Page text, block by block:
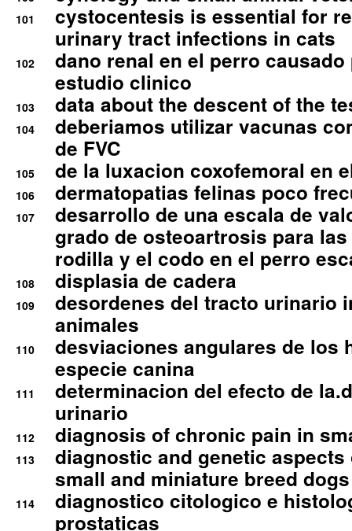
101
cystocentesis is essential for
urinary tract infections in cats
102
dano renal en el perro
estudio clinico
103 data about the descent of the
104
deberiamos utilizar vacunas
de FVC
105 de la luxacion coxofemoral en
106 dermatopatias felinas poco
107
desarrollo de una escala de
grado de osteoartrosis para
rodilla y el codo en el perro
108 displasia de cadera
109
desordenes del tracto urinario
animales
110
desviaciones angulares de los
especie canina
111
determinacion del efecto de
urinario
112 diagnosis of chronic pain in
113
diagnostic and genetic
small and miniature breed
114
diagnostico citologico e
prostaticas